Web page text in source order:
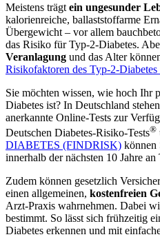
Meistens trägt ein ungesunder
kalorienreiche, ballaststoffarme
Übergewicht – vor allem
das Risiko für Typ-2-Diabetes.
Veranlagung und das Alter
Risikofaktoren des Typ-2-
Sie möchten wissen, wie hoch Ihr
Diabetes ist? In Deutschland
anerkannte Online-Tests zur
Deutschen Diabetes-Risiko-Tests®
DIABETES (FINDRISK) können
innerhalb der nächsten 10 Jahre
Zudem können gesetzlich
einen allgemeinen, kostenfreien
Arzt-Praxis wahrnehmen. Dabei
bestimmt. So lässt sich frühzeitig
Diabetes erkennen und mit